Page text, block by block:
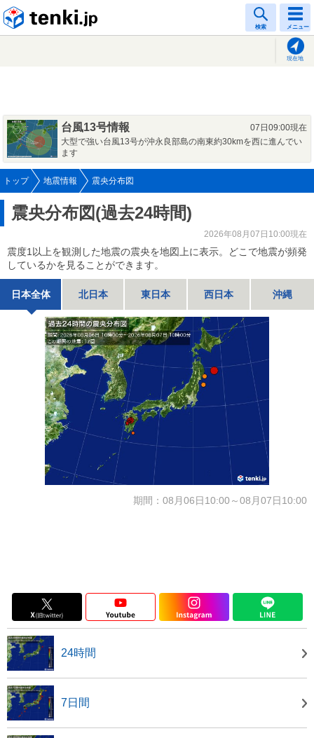
検索 メニュー
現在地
台風13号情報
07日09:00現在
大型で強い台風13号が沖永良部島の南東約30kmを西に進んでい
ます
トップ 地震情報 震央分布図
震央分布図(過去24時間)
2026年08月07日10:00現在
震度1以上を観測した地震の震央を地図上に表示。どこで地震が頻発
しているかを見ることができます。
日本全体 北日本 東日本 西日本 沖縄
期間：08月06日10:00～08月07日10:00
24時間
7日間